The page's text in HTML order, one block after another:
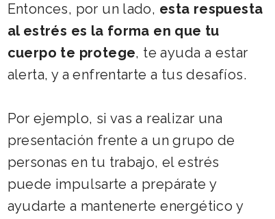
Entonces, por un lado, esta respuesta
al estrés es la forma en que tu
cuerpo te protege, te ayuda a estar
alerta, y a enfrentarte a tus desafíos.
Por ejemplo, si vas a realizar una
presentación frente a un grupo de
personas en tu trabajo, el estrés
puede impulsarte a prepárate y
ayudarte a mantenerte energético y